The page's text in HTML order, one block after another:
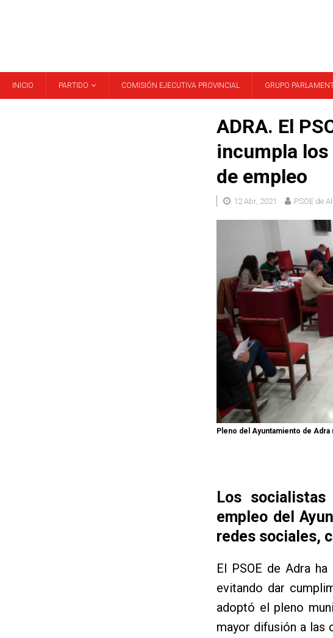
INICIO PARTIDO COMISIÓN EJECUTIVA PROVINCIAL GRUPO
ADRA. El
incumpla
de empleo
12 Abr, 2021 PSOE de
Pleno del Ayuntamiento de Adra
Los
empleo del
redes sociales,
El PSOE de Adra
evitando dar
adoptó el pleno
mayor difusión a las